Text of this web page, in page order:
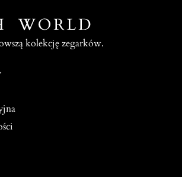
kolekcję zegarków.